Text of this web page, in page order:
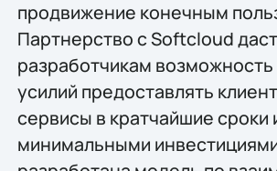
продвижение конечным
Партнерство с Softcloud даст
разработчикам
усилий предоставлять
сервисы в кратчайшие сроки
минимальными